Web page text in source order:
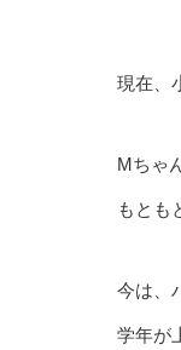
現在、
Mちゃ
もとも
今は、
学年が